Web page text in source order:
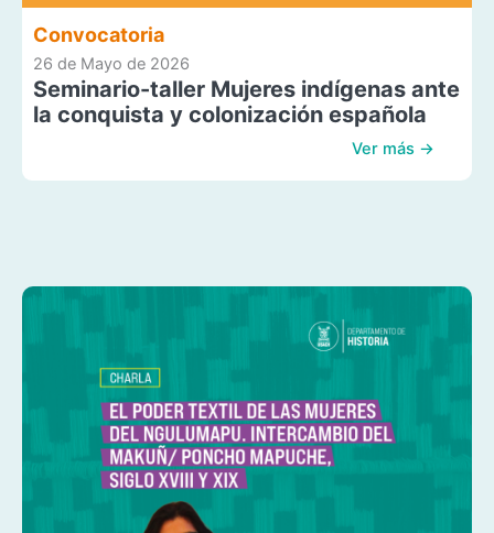
Convocatoria
26 de Mayo de 2026
Seminario-taller Mujeres indígenas ante
la conquista y colonización española
Ver más →